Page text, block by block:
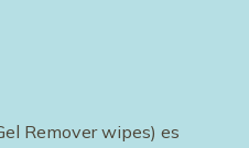
Remover wipes) es